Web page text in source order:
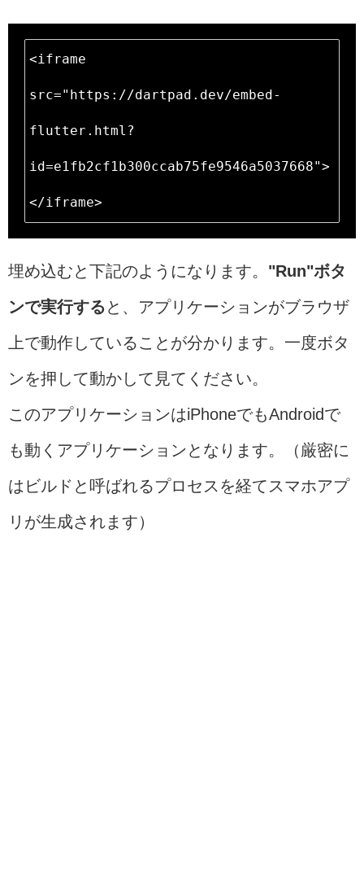
<iframe
src="https://dartpad.dev/embed-
flutter.html?
id=e1fb2cf1b300ccab75fe9546a5037668">
</iframe>
埋め込むと下記のようになります。 "Run"ボタ
ンで実行する と、アプリケーションがブラウザ
上で動作していることが分かります。一度ボタ
ンを押して動かして見てください。
このアプリケーションはiPhoneでもAndroidで
も動くアプリケーションとなります。（厳密に
はビルドと呼ばれるプロセスを経てスマホアプ
リが生成されます）